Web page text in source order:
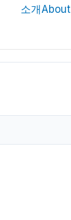
소개About